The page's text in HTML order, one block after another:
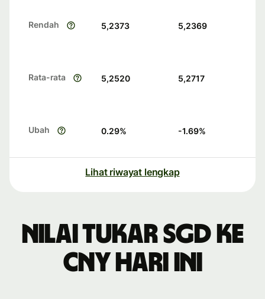
Rendah 5,2373 5,2369
Rata-rata 5,2520 5,2717
Ubah 0.29% -1.69%
Lihat riwayat lengkap
Nilai tukar SGD ke
CNY hari ini